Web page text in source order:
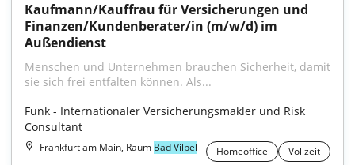
Kaufmann/Kauffrau für Versicherungen und
Finanzen/Kundenberater/in (m/w/d) im
Außendienst
Menschen und Unternehmen brauchen Sicherheit, damit
sie sich frei entfalten können. Als...
Funk - Internationaler Versicherungsmakler und Risk
Consultant
Frankfurt am Main, Raum Bad Vilbel Homeoffice Vollzeit